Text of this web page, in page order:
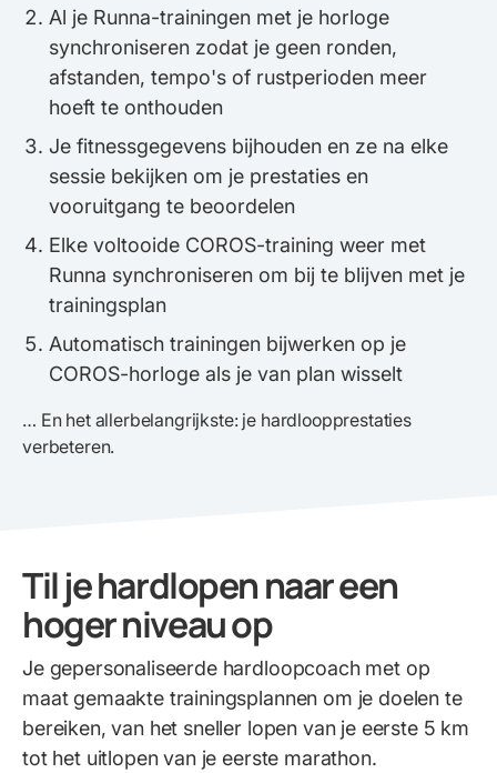
Al je Runna-trainingen met je horloge
synchroniseren zodat je geen ronden,
afstanden, tempo's of rustperioden meer
hoeft te onthouden
Je fitnessgegevens bijhouden en ze na elke
sessie bekijken om je prestaties en
vooruitgang te beoordelen
Elke voltooide COROS-training weer met
Runna synchroniseren om bij te blijven met je
trainingsplan
Automatisch trainingen bijwerken op je
COROS-horloge als je van plan wisselt
… En het allerbelangrijkste: je hardloopprestaties
verbeteren.
Til je hardlopen naar een
hoger niveau op
Je gepersonaliseerde hardloopcoach met op
maat gemaakte trainingsplannen om je doelen te
bereiken, van het sneller lopen van je eerste 5 km
tot het uitlopen van je eerste marathon.